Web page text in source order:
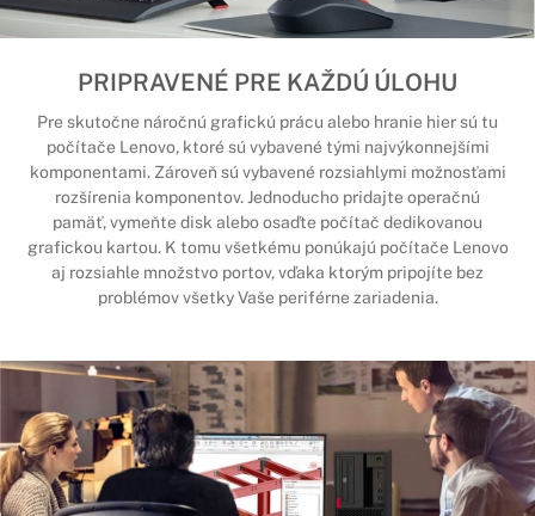
PRIPRAVENÉ PRE KAŽDÚ ÚLOHU
Pre skutočne náročnú grafickú prácu alebo hranie hier sú tu
počítače Lenovo, ktoré sú vybavené tými najvýkonnejšími
komponentami. Zároveň sú vybavené rozsiahlymi možnosťami
rozšírenia komponentov. Jednoducho pridajte operačnú
pamäť, vymeňte disk alebo osaďte počítač dedikovanou
grafickou kartou. K tomu všetkému ponúkajú počítače Lenovo
aj rozsiahle množstvo portov, vďaka ktorým pripojíte bez
problémov všetky Vaše periférne zariadenia.